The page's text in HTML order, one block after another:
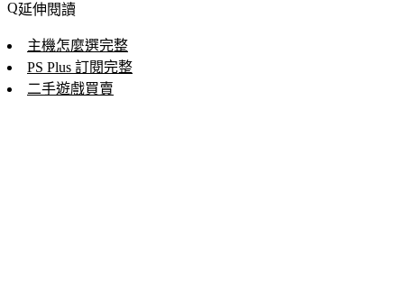
延伸閱讀
主機怎麼選完整
PS Plus 訂閱完整
二手遊戲買賣